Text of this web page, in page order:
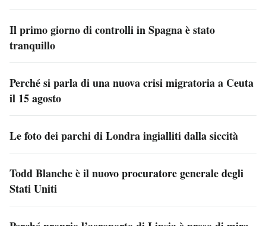
Il primo giorno di controlli in Spagna è stato
tranquillo
Perché si parla di una nuova crisi migratoria a Ceuta
il 15 agosto
Le foto dei parchi di Londra ingialliti dalla siccità
Todd Blanche è il nuovo procuratore generale degli
Stati Uniti